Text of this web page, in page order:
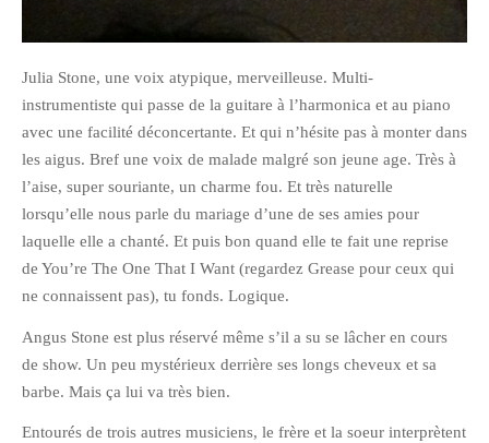
décembre 2011
novembre 2011
octobre 2011
septembre 2011
juillet 2011
juin 2011
avril 2011
mars 2011
février 2011
Julia Stone, une voix atypique, merveilleuse. Multi-
instrumentiste qui passe de la guitare à l’harmonica et au piano
avec une facilité déconcertante. Et qui n’hésite pas à monter dans
les aigus. Bref une voix de malade malgré son jeune age. Très à
l’aise, super souriante, un charme fou. Et très naturelle
lorsqu’elle nous parle du mariage d’une de ses amies pour
laquelle elle a chanté. Et puis bon quand elle te fait une reprise
de You’re The One That I Want (regardez Grease pour ceux qui
ne connaissent pas), tu fonds. Logique.
Angus Stone est plus réservé même s’il a su se lâcher en cours
de show. Un peu mystérieux derrière ses longs cheveux et sa
barbe. Mais ça lui va très bien.
Entourés de trois autres musiciens, le frère et la soeur interprètent